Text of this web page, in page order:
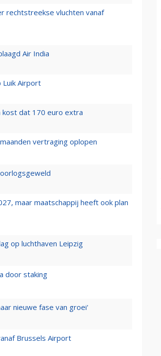
rechtstreekse vluchten vanaf
Air India
Luik Airport
kost dat 170 euro extra
vertraging oplopen
maar maatschappij heeft ook plan
op luchthaven Leipzig
door staking
nieuwe fase van groei'
Brussels Airport